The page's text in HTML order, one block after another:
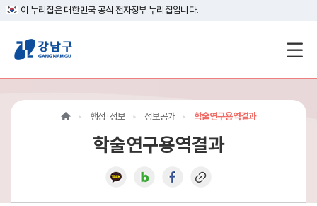
이 누리집은 대한민국 공식 전자정부 누리집입니다.
강
남
구
행정·정보 정보공개 학술연구용역결과
학술연구용역결과